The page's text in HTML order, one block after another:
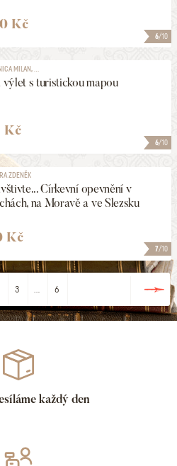
6/10
Kč
6/10
MILAN, ...
výlet s turistickou mapou
Kč
7/10
ZDENĚK
Církevní opevnění v
na Moravě a ve Slezsku
Kč
3 6
každý den